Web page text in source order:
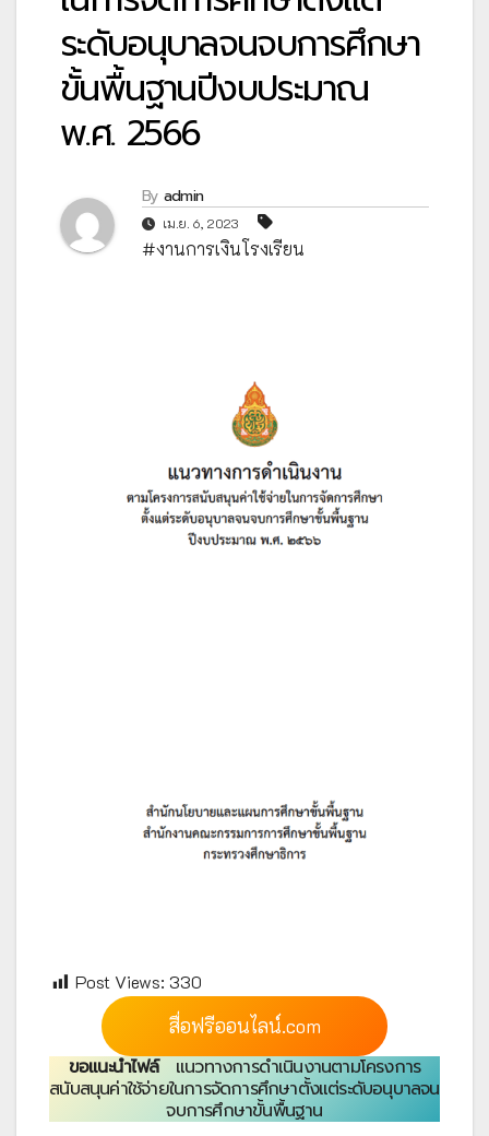
ระดับอนุบาลจนจบการศึกษา
ขั้นพื้นฐานปีงบประมาณ
พ.ศ. 2566
By admin
เม.ย. 6, 2023
#งานการเงินโรงเรียน
Post Views: 330
สื่อฟรีออนไลน์.com
ขอแนะนำไฟล์
แนวทางการดำเนินงานตามโครงการ
สนับสนุนค่าใช้จ่ายในการจัดการศึกษาตั้งแต่ระดับอนุบาลจน
จบการศึกษาขั้นพื้นฐาน